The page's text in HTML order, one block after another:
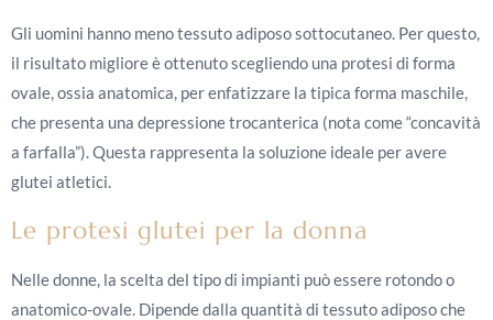
Gli uomini hanno meno tessuto adiposo sottocutaneo. Per questo,
il risultato migliore è ottenuto scegliendo una protesi di forma
ovale, ossia anatomica, per enfatizzare la tipica forma maschile,
che presenta una depressione trocanterica (nota come “concavità
a farfalla”). Questa rappresenta la soluzione ideale per avere
glutei atletici.
Le protesi glutei per la donna
Nelle donne, la scelta del tipo di impianti può essere rotondo o
anatomico-ovale. Dipende dalla quantità di tessuto adiposo che